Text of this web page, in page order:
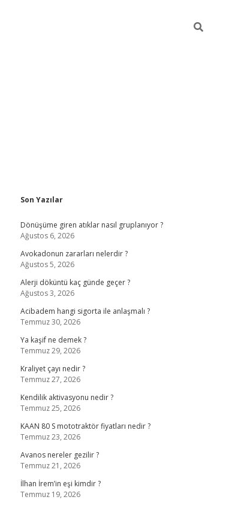
Sidebar
Son Yazılar
Dönüşüme giren atıklar nasıl gruplanıyor ?
Ağustos 6, 2026
Avokadonun zararları nelerdir ?
Ağustos 5, 2026
Alerji döküntü kaç günde geçer ?
Ağustos 3, 2026
Acibadem hangi sigorta ile anlaşmalı ?
Temmuz 30, 2026
Ya kaşif ne demek ?
Temmuz 29, 2026
Kraliyet çayı nedir ?
Temmuz 27, 2026
Kendilik aktivasyonu nedir ?
Temmuz 25, 2026
KAAN 80 S mototraktör fiyatları nedir ?
Temmuz 23, 2026
Avanos nereler gezilir ?
Temmuz 21, 2026
İlhan İrem’in eşi kimdir ?
Temmuz 19, 2026